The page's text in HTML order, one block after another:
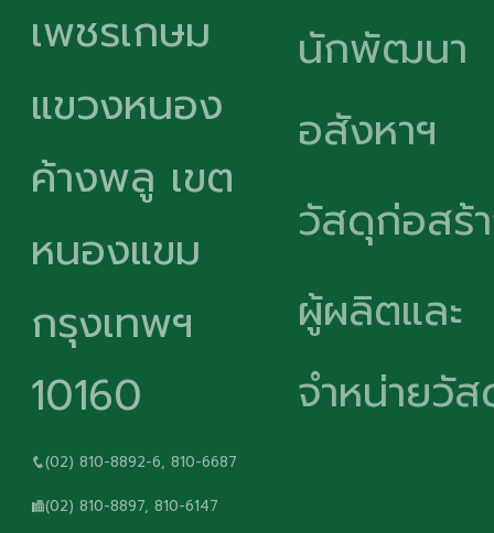
เพชรเกษม
แขวงหนอง
ค้างพลู เขต
หนองแขม
กรุงเทพฯ
10160
(02) 810-8892-6, 810-6687
(02) 810-8897, 810-6147
นักพัฒนา
อสังหาฯ
วัสดุก่อสร้
ผู้ผลิตและ
จำหน่ายวั